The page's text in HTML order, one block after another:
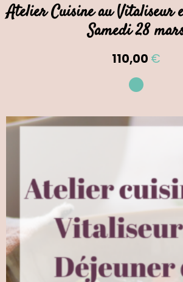
Atelier Cuisine au Vitaliseur
Samedi 28
110,00 €